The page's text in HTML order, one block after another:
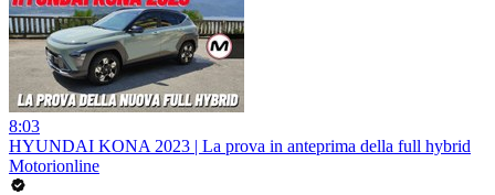
8:03
HYUNDAI KONA 2023 | La prova in anteprima della full hybrid
Motorionline